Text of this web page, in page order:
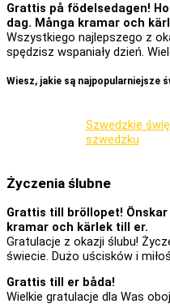
Grattis på födelsedagen!
dag. Många kramar och
Wszystkiego najlepszego z
spędzisz wspaniały dzień.
Wiesz, jakie są najpopularniejsze
Szwedzkie
szwedzku
Życzenia ślubne
Grattis till bröllopet!
kramar och kärlek till er.
Gratulacje z okazji ślubu!
świecie. Dużo uścisków i
Grattis till er båda!
Wielkie gratulacje dla Was